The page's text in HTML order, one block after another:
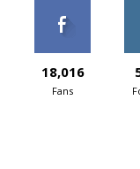
18,016
Fans